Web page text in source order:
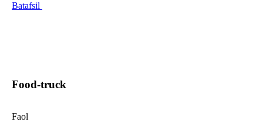
Batafsil
Food-truck
Faol